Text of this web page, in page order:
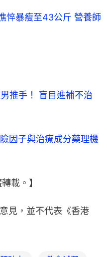
悴暴瘦至43公斤 營養師
推手！ 盲目進補不治
因子與治療成分藥理機
載。】
見，並不代表《香港